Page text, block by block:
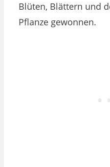
Blüten, Blättern und
Pflanze gewonnen.